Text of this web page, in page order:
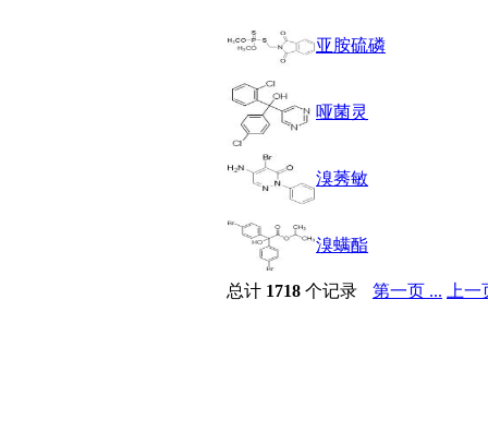
亚胺硫磷
哑菌灵
溴莠敏
溴螨酯
总计 1718 个记录 第一页 ... 上一